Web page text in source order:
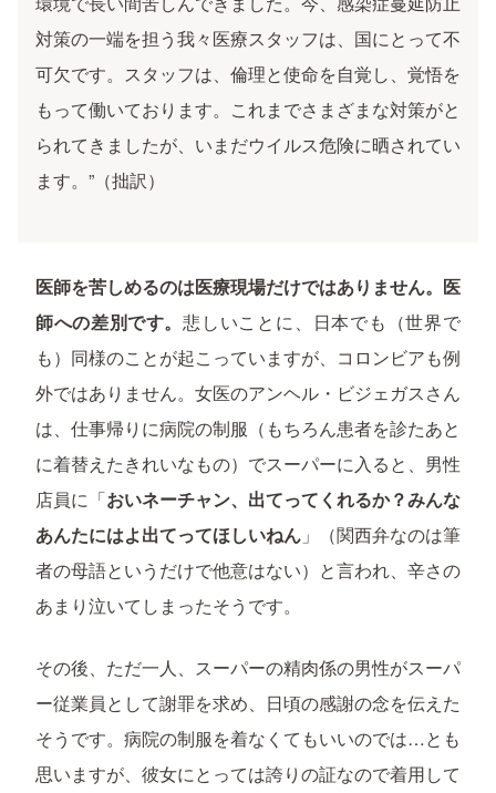
対策の一端を担う我々医療スタッフは、国にとって不
可欠です。スタッフは、倫理と使命を自覚し、覚悟を
もって働いております。これまでさまざまな対策がと
られてきましたが、いまだウイルス危険に晒されてい
ます。”（拙訳）
医師を苦しめるのは医療現場だけではありません。医
師への差別です。 悲しいことに、日本でも（世界で
も）同様のことが起こっていますが、コロンビアも例
外ではありません。女医のアンヘル・ビジェガスさん
は、仕事帰りに病院の制服（もちろん患者を診たあと
に着替えたきれいなもの）でスーパーに入ると、男性
店員に「おいネーチャン、出てってくれるか？みんな
あんたにはよ出てってほしいねん 」（関西弁なのは筆
者の母語というだけで他意はない）と言われ、辛さの
あまり泣いてしまったそうです。
その後、ただ一人、スーパーの精肉係の男性がスーパ
ー従業員として謝罪を求め、日頃の感謝の念を伝えた
そうです。病院の制服を着なくてもいいのでは…とも
思いますが、彼女にとっては誇りの証なので着用して